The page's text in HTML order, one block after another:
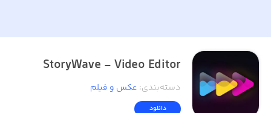
StoryWave - Video Editor
دسته‌بندی: عکس و فیلم
دانلود